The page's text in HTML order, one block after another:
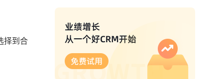
择到合